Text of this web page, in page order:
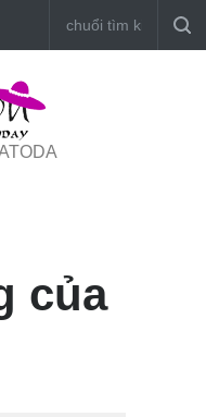
của